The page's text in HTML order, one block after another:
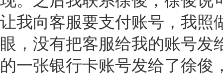
让我向客服要支付账号，我照
眼，没有把客服给我的账号发
的一张银行卡账号发给了徐俊